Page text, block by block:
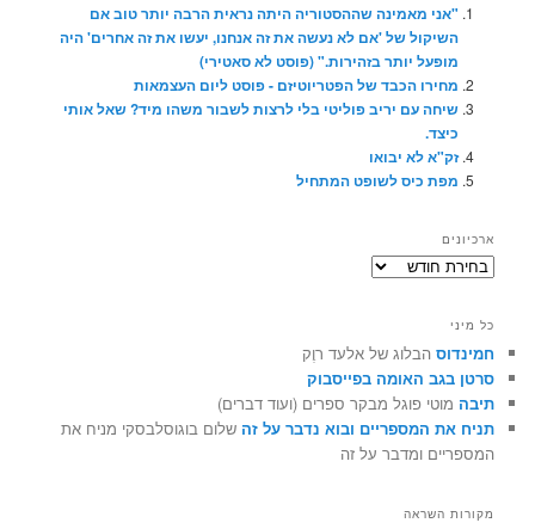
"אני מאמינה שההסטוריה היתה נראית הרבה יותר טוב אם
השיקול של 'אם לא נעשה את זה אנחנו, יעשו את זה אחרים' היה
מופעל יותר בזהירות." (פוסט לא סאטירי)
מחירו הכבד של הפטריוטיזם - פוסט ליום העצמאות
שיחה עם יריב פוליטי בלי לרצות לשבור משהו מיד? שאל אותי
כיצד.
זק"א לא יבואו
מפת כיס לשופט המתחיל
ארכיונים
ארכיונים
כל מיני
חמינדוס הבלוג של אלעד רוֶק
סרטן בגב האומה בפייסבוק
תיבה מוטי פוגל מבקר ספרים (ועוד דברים)
תניח את המספריים ובוא נדבר על זה שלום בוגוסלבסקי מניח את
המספריים ומדבר על זה
מקורות השראה